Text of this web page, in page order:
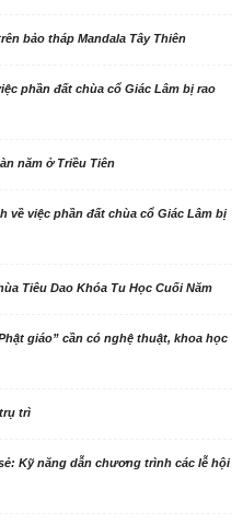
bảo tháp Mandala Tây Thiên
phần đất chùa cổ Giác Lâm bị rao
năm ở Triều Tiên
về việc phần đất chùa cổ Giác Lâm bị
Tiêu Dao Khóa Tu Học Cuối Năm
giáo” cần có nghệ thuật, khoa học
trì
Kỹ năng dẫn chương trình các lễ hội